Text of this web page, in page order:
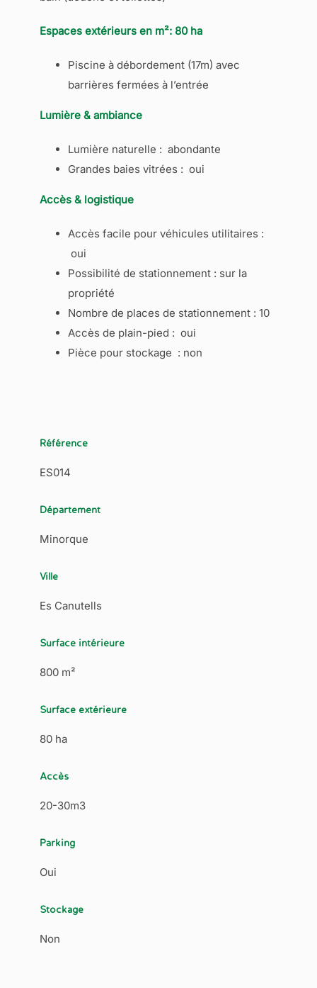
Espaces extérieurs en m²: 80 ha
Piscine à débordement (17m) avec
barrières fermées à l’entrée
Lumière & ambiance
Lumière naturelle : abondante
Grandes baies vitrées : oui
Accès & logistique
Accès facile pour véhicules utilitaires :
oui
Possibilité de stationnement : sur la
propriété
Nombre de places de stationnement : 10
Accès de plain-pied : oui
Pièce pour stockage : non
Référence
ES014
Département
Minorque
Ville
Es Canutells
Surface intérieure
800 m²
Surface extérieure
80 ha
Accès
20-30m3
Parking
Oui
Stockage
Non